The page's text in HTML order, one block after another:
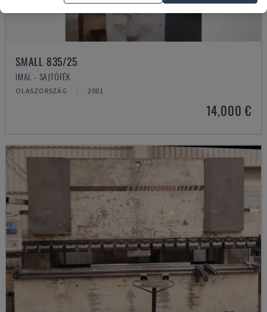
SMALL 835/25
IMAL - SAJTÓFÉK
OLASZORSZÁG 2001
14,000 €